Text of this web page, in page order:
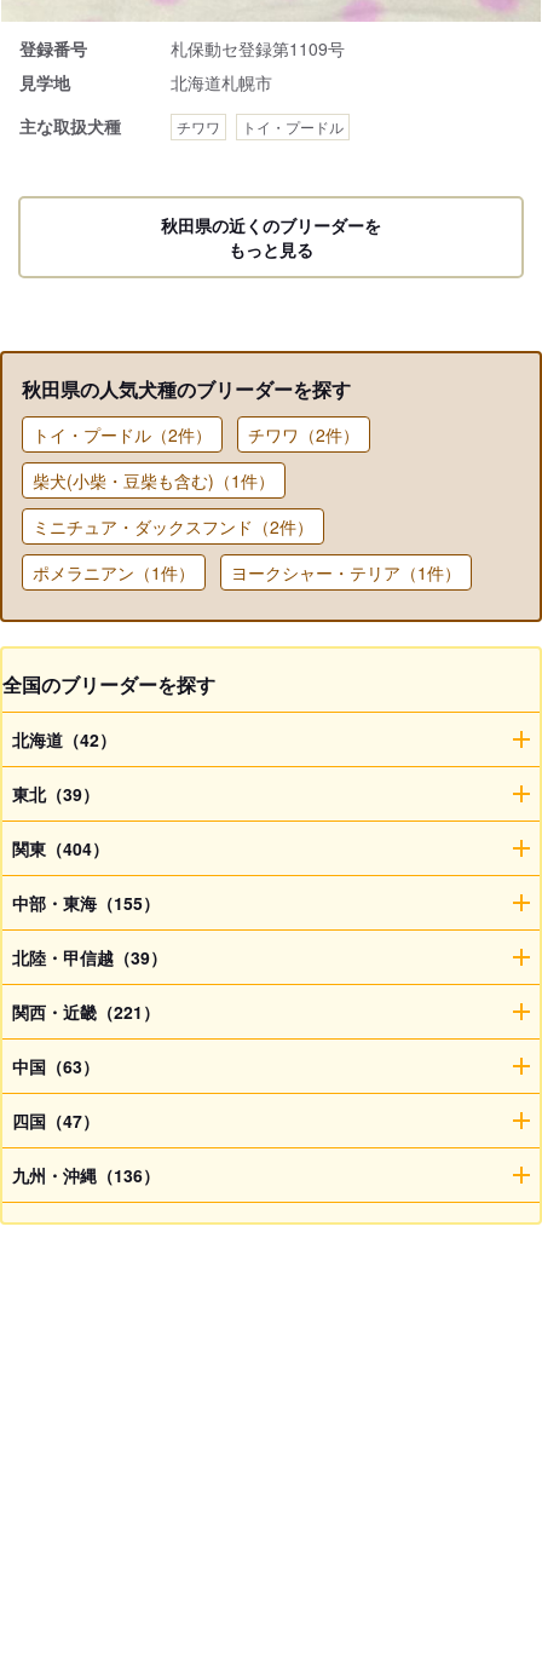
登録番号
札保動セ登録第1109号
見学地
北海道札幌市
主な取扱犬種
チワワ トイ・プードル
秋田県の近くのブリーダーを
もっと見る
秋田県の人気犬種のブリーダーを探す
トイ・プードル（2件）
チワワ（2件）
柴犬(小柴・豆柴も含む)（1件）
ミニチュア・ダックスフンド（2件）
ポメラニアン（1件）
ヨークシャー・テリア（1件）
全国のブリーダーを探す
北海道（42）
東北（39）
関東（404）
中部・東海（155）
北陸・甲信越（39）
関西・近畿（221）
中国（63）
四国（47）
九州・沖縄（136）